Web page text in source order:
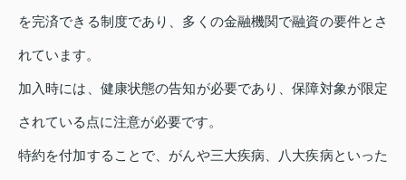
を完済できる制度であり、多くの金融機関で融資の要件とさ
れています。
加入時には、健康状態の告知が必要であり、保障対象が限定
されている点に注意が必要です。
特約を付加することで、がんや三大疾病、八大疾病といった